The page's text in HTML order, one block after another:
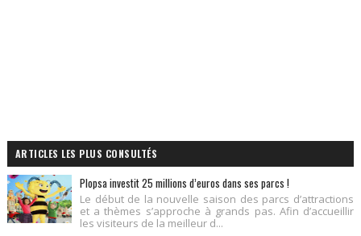
ARTICLES LES PLUS CONSULTÉS
Plopsa investit 25 millions d’euros dans ses parcs !
Le début de la nouvelle saison des parcs d’attractions
et a thèmes s’approche à grands pas. Afin d’accueillir
les visiteurs de la meilleur d...